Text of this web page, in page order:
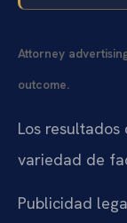
Attorney
outcome.
Los
variedad de
Publicidad